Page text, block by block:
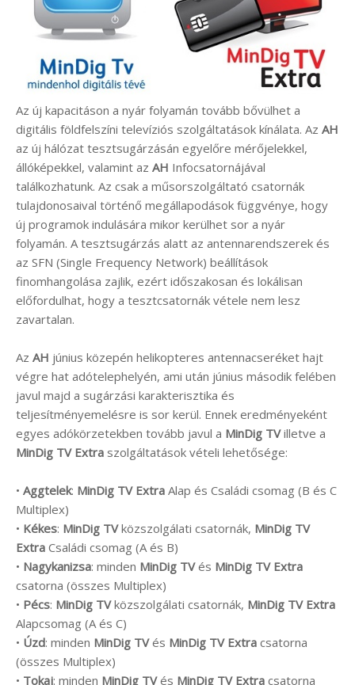
Az új kapacitáson a nyár folyamán tovább bővülhet a
digitális földfelszíni televíziós szolgáltatások kínálata. Az AH
az új hálózat tesztsugárzásán egyelőre mérőjelekkel,
állóképekkel, valamint az AH Infocsatornájával
találkozhatunk. Az csak a műsorszolgáltató csatornák
tulajdonosaival történő megállapodások függvénye, hogy
új programok indulására mikor kerülhet sor a nyár
folyamán. A tesztsugárzás alatt az antennarendszerek és
az SFN (Single Frequency Network) beállítások
finomhangolása zajlik, ezért időszakosan és lokálisan
előfordulhat, hogy a tesztcsatornák vétele nem lesz
zavartalan.
Az AH június közepén helikopteres antennacseréket hajt
végre hat adótelephelyén, ami után június második felében
javul majd a sugárzási karakterisztika és
teljesítményemelésre is sor kerül. Ennek eredményeként
egyes adókörzetekben tovább javul a MinDig TVilletve a
MinDig TV Extra szolgáltatások vételi lehetősége:
• Aggtelek: MinDig TV Extra Alap és Családi csomag (B és C
Multiplex)
• Kékes: MinDig TVközszolgálati csatornák, MinDig TV
Extra Családi csomag (A és B)
• Nagykanizsa: minden MinDig TVés MinDig TV Extra
csatorna (összes Multiplex)
• Pécs: MinDig TVközszolgálati csatornák, MinDig TV Extra
Alapcsomag (A és C)
• Úzd: minden MinDig TVés MinDig TV Extra csatorna
(összes Multiplex)
• Tokaj: minden MinDig TVés MinDig TV Extra csatorna